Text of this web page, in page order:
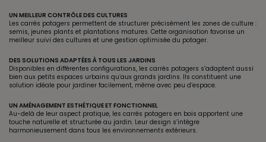
UN MEILLEUR CONTRÔLE DES CULTURES
Les carrés potagers permettent de structurer précisément les zones de culture :
semis, jeunes plants et plantations matures. Cette organisation favorise un
meilleur suivi des cultures et une gestion optimisée du potager.
DES SOLUTIONS ADAPTÉES À TOUS LES JARDINS
Disponibles en différentes configurations, les carrés potagers s’adaptent aussi
bien aux petits espaces urbains qu’aux grands jardins. Ils constituent une
solution idéale pour jardiner facilement, même avec peu d’espace.
UN AMÉNAGEMENT ESTHÉTIQUE ET FONCTIONNEL
Au-delà de leur aspect pratique, les carrés potagers en bois apportent une
touche naturelle et structurée au jardin. Leur design s’intègre
harmonieusement dans tous les environnements extérieurs.